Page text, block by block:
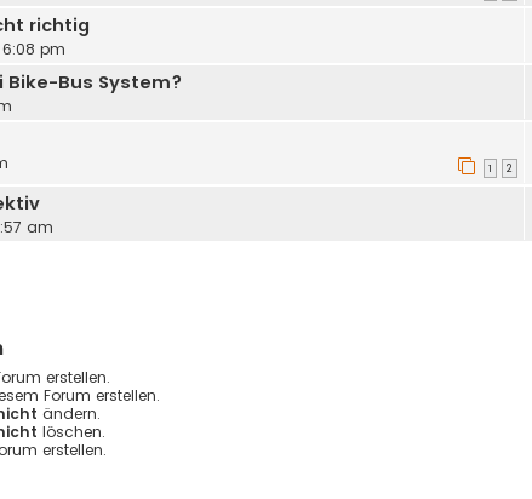
richtig
6:08 pm
Bus System?
1 2
am
erstellen.
Forum erstellen.
ändern.
löschen.
erstellen.